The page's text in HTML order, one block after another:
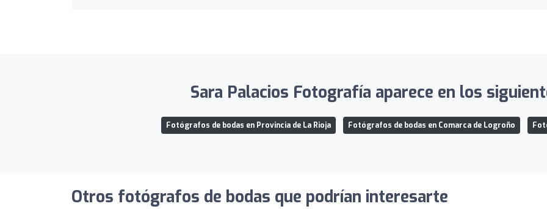
Sara Palacios Fotografía aparece en los
Fotógrafos de bodas en Provincia de La Rioja Fotógrafos de bodas en Comarca de Logroño
Otros fotógrafos de bodas que podrían interesarte